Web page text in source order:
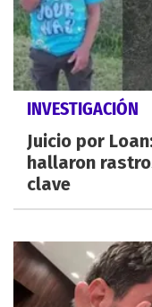
INVESTIGACIÓN
Juicio por
hallaron
clave